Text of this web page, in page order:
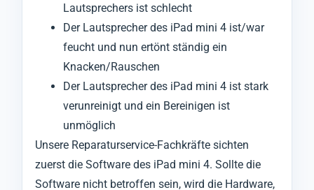
Lautsprechers ist schlecht
Der Lautsprecher des iPad mini 4 ist/war
feucht und nun ertönt ständig ein
Knacken/Rauschen
Der Lautsprecher des iPad mini 4 ist stark
verunreinigt und ein Bereinigen ist
unmöglich
Unsere Reparaturservice-Fachkräfte sichten
zuerst die Software des iPad mini 4. Sollte die
Software nicht betroffen sein, wird die Hardware,